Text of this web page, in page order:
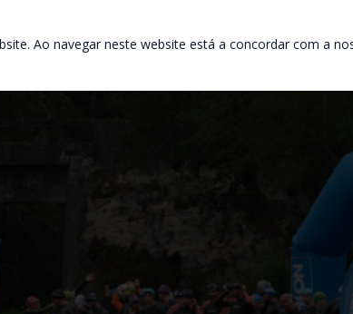
Ao navegar neste website está a concordar com a